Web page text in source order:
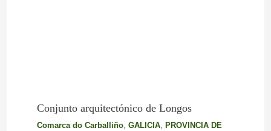
Conjunto arquitectónico de Longos
Comarca do Carballiño, GALICIA, PROVINCIA DE